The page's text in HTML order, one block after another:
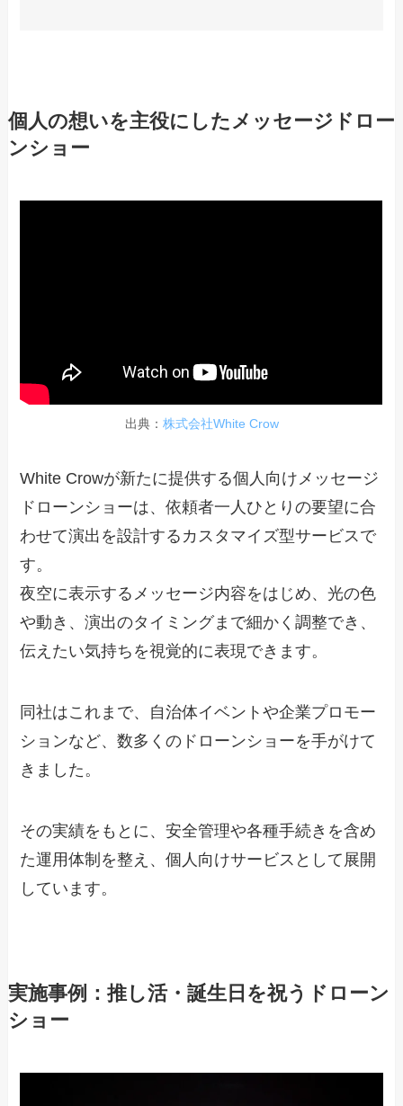
個人の想いを主役にしたメッセージドロー
ンショー
出典： 株式会社White Crow
White Crowが新たに提供する個人向けメッセージ
ドローンショーは、依頼者一人ひとりの要望に合
わせて演出を設計するカスタマイズ型サービスで
す。
夜空に表示するメッセージ内容をはじめ、光の色
や動き、演出のタイミングまで細かく調整でき、
伝えたい気持ちを視覚的に表現できます。
同社はこれまで、自治体イベントや企業プロモー
ションなど、数多くのドローンショーを手がけて
きました。
その実績をもとに、安全管理や各種手続きを含め
た運用体制を整え、個人向けサービスとして展開
しています。
実施事例：推し活・誕生日を祝うドローン
ショー